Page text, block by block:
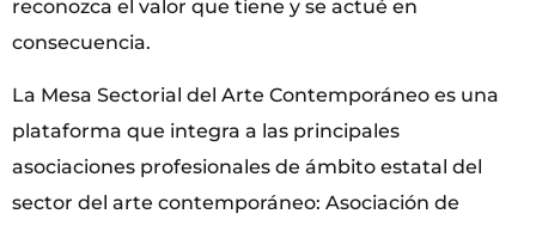
reconozca el valor que tiene y se actué en
consecuencia.
La Mesa Sectorial del Arte Contemporáneo es una
plataforma que integra a las principales
asociaciones profesionales de ámbito estatal del
sector del arte contemporáneo: Asociación de